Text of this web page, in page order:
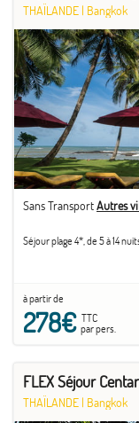
THAÏLANDE | Bangkok
Sans TransportAutres
Séjour plage 4*, de 5 à 14
à partir de
278€TTC
par pers.
FLEX Séjour
THAÏLANDE | Bangkok